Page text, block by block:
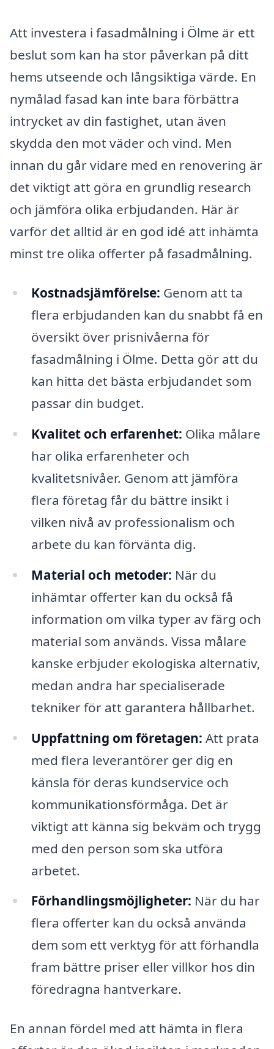
Att investera i fasadmålning i Ölme är ett
beslut som kan ha stor påverkan på ditt
hems utseende och långsiktiga värde. En
nymålad fasad kan inte bara förbättra
intrycket av din fastighet, utan även
skydda den mot väder och vind. Men
innan du går vidare med en renovering är
det viktigt att göra en grundlig research
och jämföra olika erbjudanden. Här är
varför det alltid är en god idé att inhämta
minst tre olika offerter på fasadmålning.
Kostnadsjämförelse: Genom att ta
flera erbjudanden kan du snabbt få en
översikt över prisnivåerna för
fasadmålning i Ölme. Detta gör att du
kan hitta det bästa erbjudandet som
passar din budget.
Kvalitet och erfarenhet: Olika målare
har olika erfarenheter och
kvalitetsnivåer. Genom att jämföra
flera företag får du bättre insikt i
vilken nivå av professionalism och
arbete du kan förvänta dig.
Material och metoder: När du
inhämtar offerter kan du också få
information om vilka typer av färg och
material som används. Vissa målare
kanske erbjuder ekologiska alternativ,
medan andra har specialiserade
tekniker för att garantera hållbarhet.
Uppfattning om företagen: Att prata
med flera leverantörer ger dig en
känsla för deras kundservice och
kommunikationsförmåga. Det är
viktigt att känna sig bekväm och trygg
med den person som ska utföra
arbetet.
Förhandlingsmöjligheter: När du har
flera offerter kan du också använda
dem som ett verktyg för att förhandla
fram bättre priser eller villkor hos din
föredragna hantverkare.
En annan fördel med att hämta in flera